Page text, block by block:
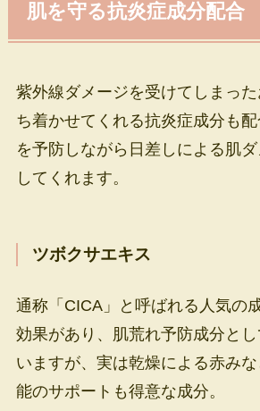
肌を守る抗炎症成分配合
紫外線ダメージを受けてしまっ
ち着かせてくれる抗炎症成分も
を予防しながら日差しによる肌
してくれます。
ツボクサエキス
通称「CICA」と呼ばれる人気の
効果があり、肌荒れ予防成分と
いますが、実は乾燥による赤み
能のサポートも得意な成分。